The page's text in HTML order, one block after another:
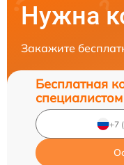
Нужна
Закажите
Бесплатная
специалистом